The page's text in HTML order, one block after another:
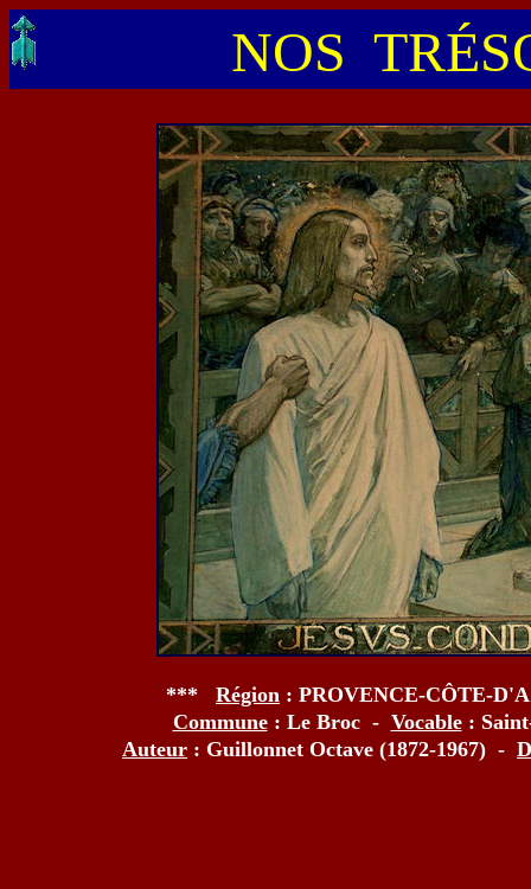
NOS
*** Région : PROVENCE-CÔTE-
Commune: Le Broc - Vocable:
Auteur : Guillonnet Octave (1872-1967) -